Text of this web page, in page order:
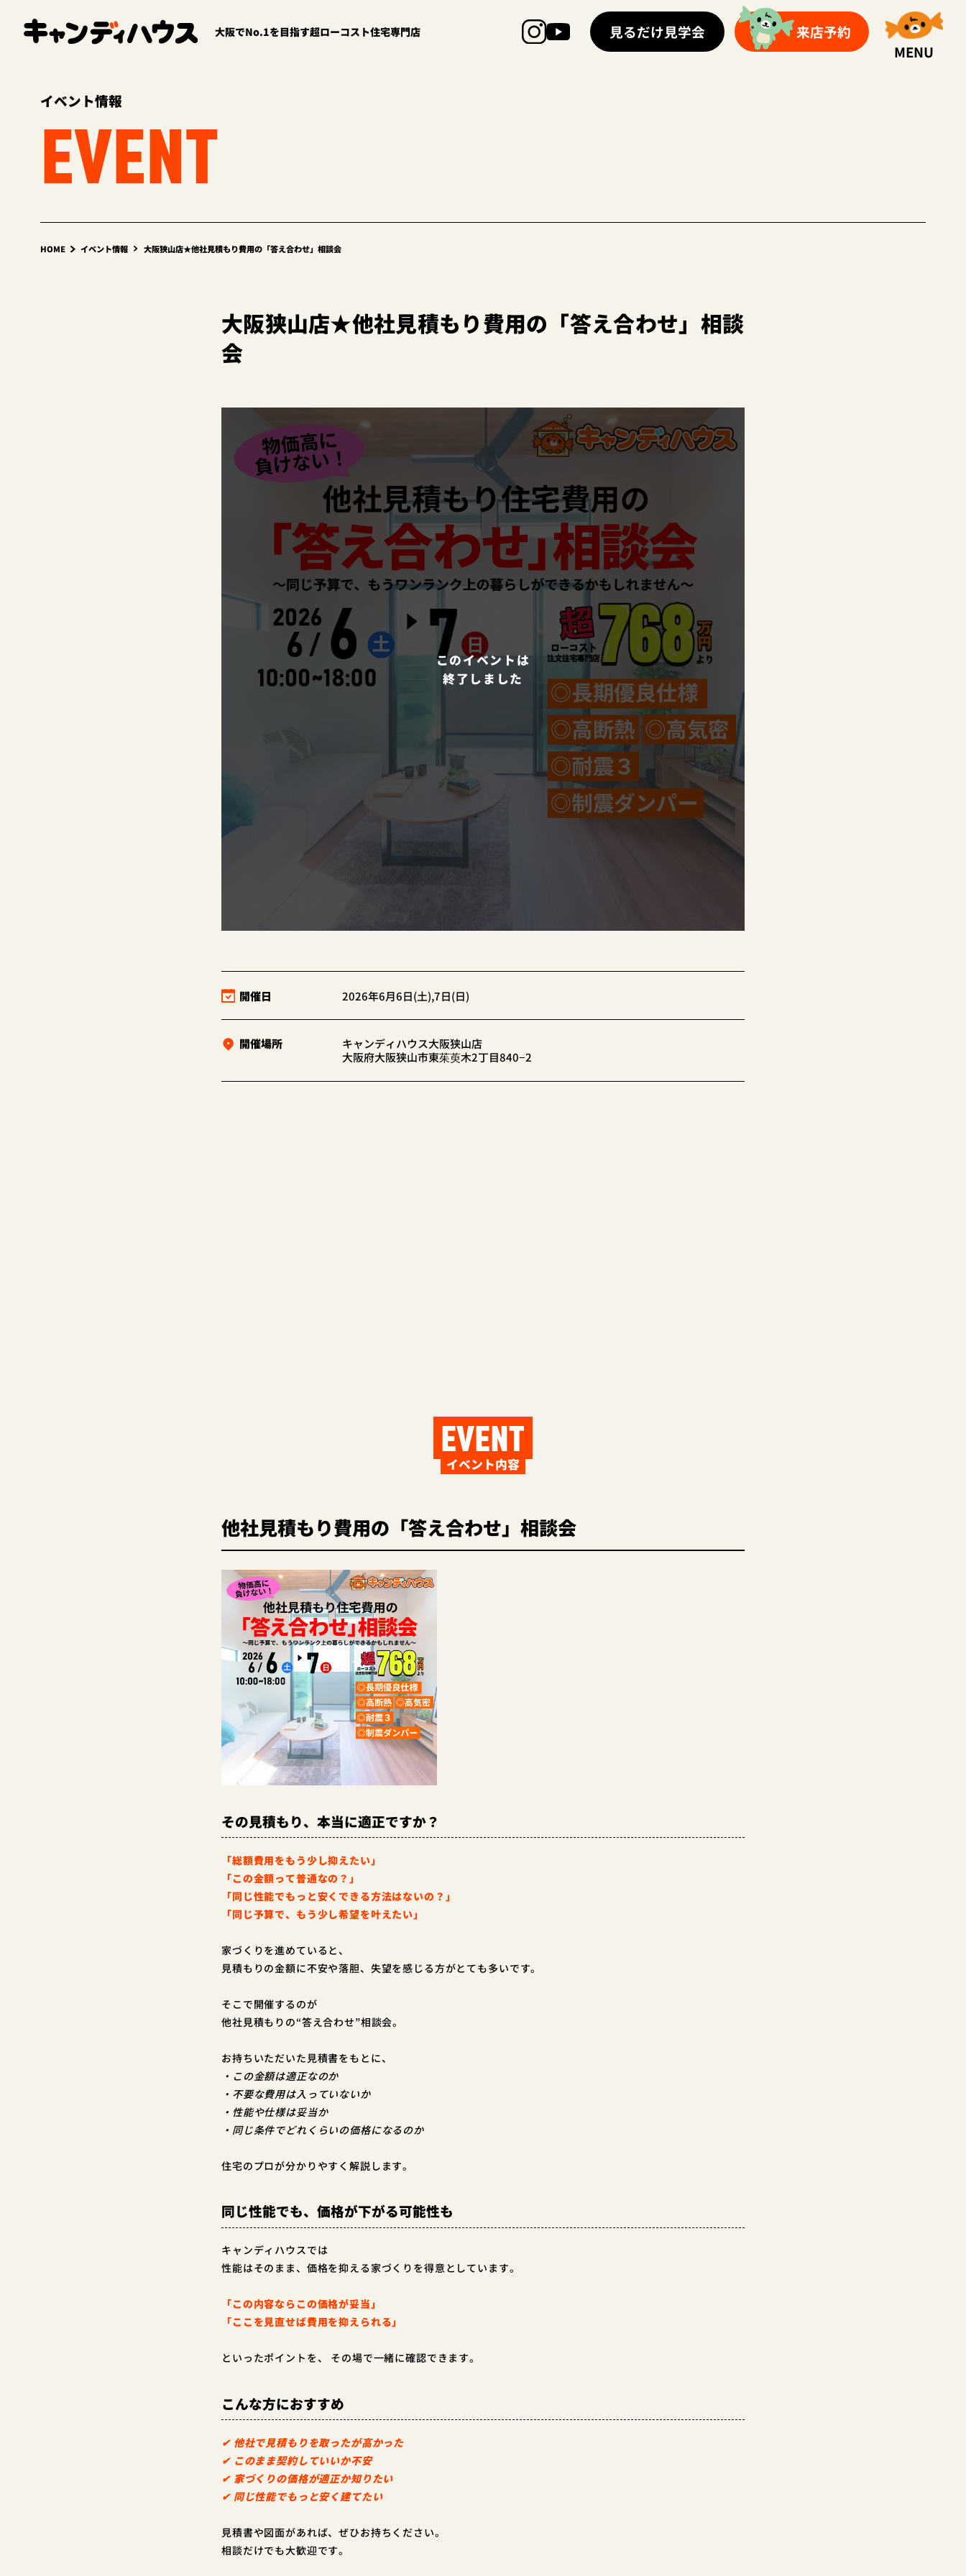
大阪でNo.1を目指す超ローコスト住宅専門店 見るだけ見学会
来店予約
MENU
イベント情報
EVENT
HOME イベント情報 大阪狭山店★他社見積もり費用の「答え合わせ」相談会
大阪狭山店★他社見積もり費用の「答え合わせ」相談
会
このイベントは
終了しました
開催日 2026年6月6日(土),7日(日)
開催場所
キャンディハウス大阪狭山店
大阪府大阪狭山市東茱萸木2丁目840−2
EVENT
イベント内容
他社見積もり費用の「答え合わせ」相談会
その見積もり、本当に適正ですか？
「総額費用をもう少し抑えたい」
「この金額って普通なの？」
「同じ性能でもっと安くできる方法はないの？」
「同じ予算で、もう少し希望を叶えたい」
家づくりを進めていると、
見積もりの金額に不安や落胆、失望を感じる方がとても多いです。
そこで開催するのが
他社見積もりの“答え合わせ”相談会。
お持ちいただいた見積書をもとに、
・この金額は適正なのか
・不要な費用は入っていないか
・性能や仕様は妥当か
・同じ条件でどれくらいの価格になるのか
住宅のプロが分かりやすく解説します。
同じ性能でも、価格が下がる可能性も
キャンディハウスでは
性能はそのまま、価格を抑える家づくりを得意としています。
「この内容ならこの価格が妥当」
「ここを見直せば費用を抑えられる」
といったポイントを、 その場で一緒に確認できます。
こんな方におすすめ
✔ 他社で見積もりを取ったが高かった
✔ このまま契約していいか不安
✔ 家づくりの価格が適正か知りたい
✔ 同じ性能でもっと安く建てたい
見積書や図面があれば、ぜひお持ちください。
相談だけでも大歓迎です。